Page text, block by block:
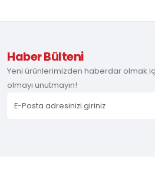
Haber Bülteni
Yeni ürünlerimizden haberdar olmak
olmayı unutmayın!